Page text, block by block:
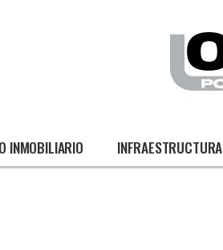
INMOBILIARIO INFRAESTRUCTURA